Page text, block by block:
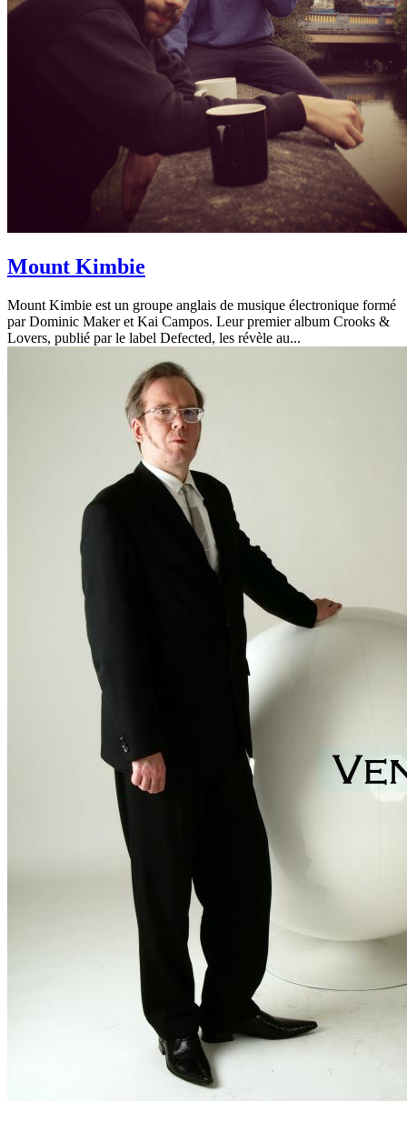
Mount Kimbie
Mount Kimbie est un groupe anglais de musique électronique formé
par Dominic Maker et Kai Campos. Leur premier album Crooks &
Lovers, publié par le label Defected, les révèle au...